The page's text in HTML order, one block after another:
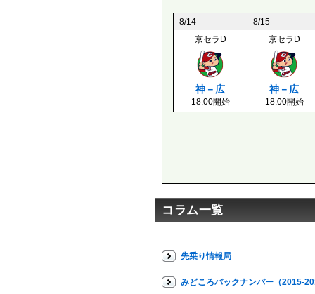
8/14
8/15
京セラD
神－広
18:00開始
京セラD
神－広
18:00開始
コラム一覧
先乗り情報局
みどころバックナンバー（2015-